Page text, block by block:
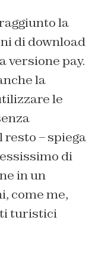
la
di download
versione pay.
la
le
– spiega
di
in un
come me,
turistici